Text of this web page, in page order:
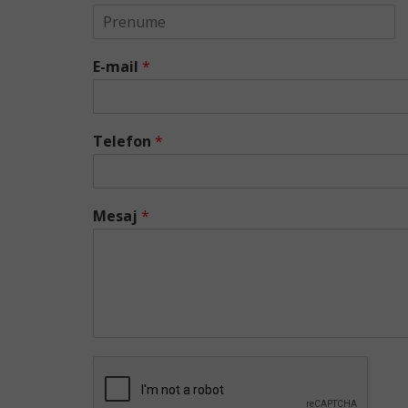
i
rE-mail *
Telefon *
Mesaj *